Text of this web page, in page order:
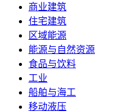
商业建筑
住宅建筑
区域能源
能源与自然资源
食品与饮料
工业
船舶与海工
移动液压